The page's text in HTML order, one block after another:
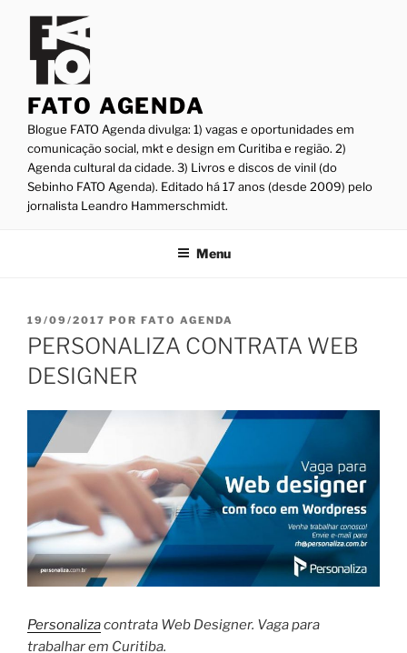
conteúdo
FATO AGENDA
Blogue FATO Agenda divulga: 1) vagas e oportunidades em
comunicação social, mkt e design em Curitiba e região. 2)
Agenda cultural da cidade. 3) Livros e discos de vinil (do
Sebinho FATO Agenda). Editado há 17 anos (desde 2009) pelo
jornalista Leandro Hammerschmidt.
Menu
PUBLICADO
EM
19/09/2017 POR FATO AGENDA
PERSONALIZA CONTRATA WEB
DESIGNER
Personalizacontrata Web Designer. Vaga para
trabalhar em Curitiba.